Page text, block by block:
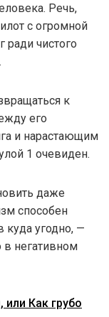
Речь,
с огромной
ради чистого
к
его
и нарастающим
1 очевиден.
даже
способен
куда угодно, —
в негативном
или Как грубо